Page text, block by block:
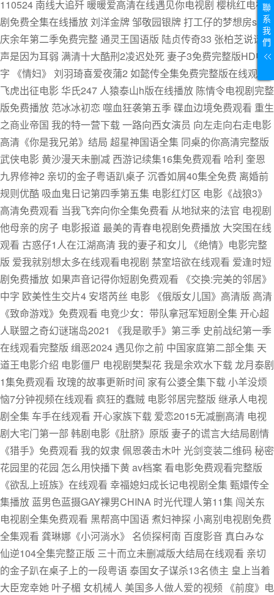
聯
系
我
們
110524 南线大追歼 暖暖爱高清在线遇见你电视剧 樱桃红电视
剧免费全集在线播放 刘洋金牌 邹敬园银牌 打工仔的梦想房sp
庆余年第二季免费完整 通灵王国语版 陆贞传奇33 张柏芝说话大
声是因为耳弱 满清十大酷刑2凌迟处死 妻子3免费完整版HD中
字 《情妇》 刘羽琦喜爱夜蒲2 如懿传全集免费完整版在线观看
飞虎出征电影 华氏247 人猿泰山h版在线播放 陈情令电视剧完整
版免费播放 范冰冰初恋 噬血狂袭第五季 碟血边境免费观看 重生
之商业帝国 我的特一营下载 一路向西女演员 向左走向右走电影
高清《你是我兄弟》结局 超星神国语全集 同桌的你高清完整版
武侠电影 黄沙漫天未删减 西游记续集16集免费观看 哈利 奎恩
九界修神2 亲切的金子粤语趴桌子 沉香如屑40集全免费 离婚前
规则优酷 吸血鬼日记第四季第五集 电影红灯区 电影《战狼3》
高清免费观看 当我飞奔向你全集免费看 从地狱来的法官 电视剧
他母亲的房子 电影报道 最美的青春电视剧免费播放 大突围在线
观看 古惑仔1人在江湖高清 我的妻子和女儿 《绝情》电影完整
版 爱我就别想太多在线观看电视剧 禁室培欲在线观看 爱逢时短
剧免费播放 如果声音记得你短剧免费观看 《交换:完美的邻居》
中字 欧美性生交片4 安塔芮丝 电影 《俄版女儿国》高清版 高清
《致命游戏》免费观看 电竞少女：带队拿冠军短剧全集 开心超
人联盟之奇幻谜瑞岛2021 《我是歌手》第三季 史前战纪第一季
在线观看完整版 缉恶2024 遇见你之前 中国家庭第二部全集 天
道王电影介绍 电影僵尸 电视剧樊梨花 我是余欢水下载 龙月泰剧
1集免费观看 玫瑰的故事更新时间 家有公婆全集下载 小羊没烦
恼7分钟视频在线观看 疯狂的蠢贼 电影邻居完整版 继承人电视
剧全集 车手在线观看 开心家族下载 爱恋2015无减删高清 电视
剧大宅门第一部 韩剧电影《肚脐》原版 妻子的谎言大结局剧情
《猎手》免费观看 我的奴隶 佩恩袭击木叶 光剑变装二维码 秘密
花园里的花园 怎么用快播下黄 av档案 看电影免费观看完整版
《欲乱上班族》在线观看 幸福媳妇成长记电视剧全集 甄嬛传全
集播放 蓝男色蓝摄GAY裸男CHINA 时光代理人第11集 闯关东
电视剧全集免费观看 黑帮高中国语 煮妇神探 小离别电视剧免费
全集观看 龚琳娜《小河淌水》 名侦探柯南 百度影音 真白みな
仙逆104全集完整正版 三十而立未删减版大结局在线观看 亲切
的金子趴在桌子上的一段粤语 泰国女子谋杀13名债主 皇上当着
大臣宠幸她 叶子楣 女机械人 美国多人做人爱的视频 《前度》电